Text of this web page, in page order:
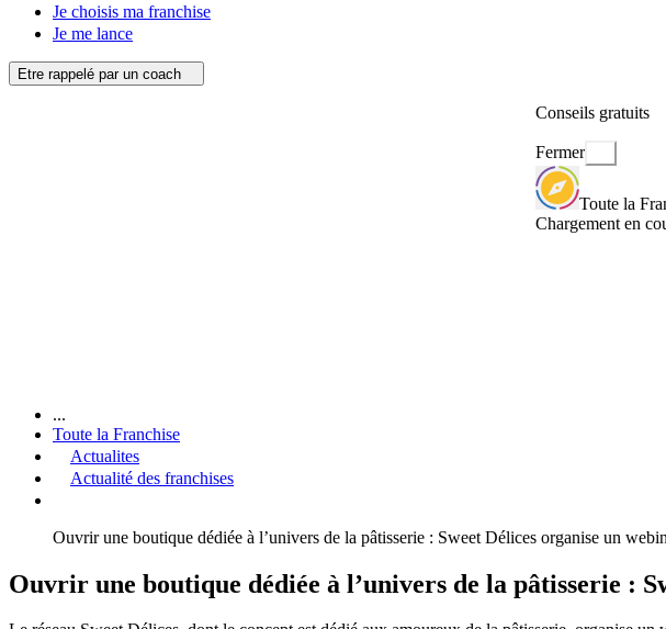
Je choisis ma franchise
Je me lance
Etre rappelé par un coach
Conseils gratuits
Fermer
Toute la
Chargement en
...
Toute la Franchise
Actualites
Actualité des franchises
Ouvrir une boutique dédiée à l’univers de la pâtisserie : Sweet Délices organise un
Ouvrir une boutique dédiée à l’univers de la pâtisserie :